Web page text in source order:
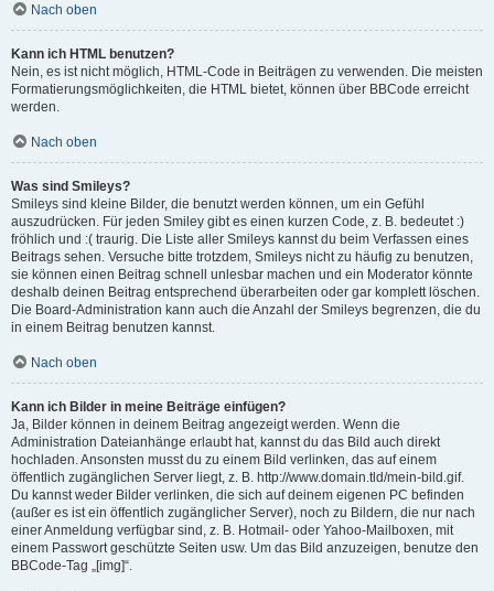
Nach oben
Kann ich HTML benutzen?
Nein, es ist nicht möglich, HTML-Code in Beiträgen zu verwenden. Die meisten
Formatierungsmöglichkeiten, die HTML bietet, können über BBCode erreicht
werden.
Nach oben
Was sind Smileys?
Smileys sind kleine Bilder, die benutzt werden können, um ein Gefühl
auszudrücken. Für jeden Smiley gibt es einen kurzen Code, z. B. bedeutet :)
fröhlich und :( traurig. Die Liste aller Smileys kannst du beim Verfassen eines
Beitrags sehen. Versuche bitte trotzdem, Smileys nicht zu häufig zu benutzen,
sie können einen Beitrag schnell unlesbar machen und ein Moderator könnte
deshalb deinen Beitrag entsprechend überarbeiten oder gar komplett löschen.
Die Board-Administration kann auch die Anzahl der Smileys begrenzen, die du
in einem Beitrag benutzen kannst.
Nach oben
Kann ich Bilder in meine Beiträge einfügen?
Ja, Bilder können in deinem Beitrag angezeigt werden. Wenn die
Administration Dateianhänge erlaubt hat, kannst du das Bild auch direkt
hochladen. Ansonsten musst du zu einem Bild verlinken, das auf einem
öffentlich zugänglichen Server liegt, z. B. http://www.domain.tld/mein-bild.gif.
Du kannst weder Bilder verlinken, die sich auf deinem eigenen PC befinden
(außer es ist ein öffentlich zugänglicher Server), noch zu Bildern, die nur nach
einer Anmeldung verfügbar sind, z. B. Hotmail- oder Yahoo-Mailboxen, mit
einem Passwort geschützte Seiten usw. Um das Bild anzuzeigen, benutze den
BBCode-Tag „[img]“.